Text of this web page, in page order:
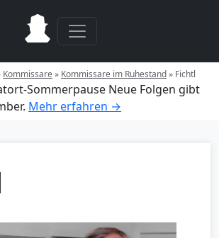
Kommissare» Kommissare im Ruhestand» Fichtl
Sommerpause Neue Folgen gibt
Mehr erfahren →